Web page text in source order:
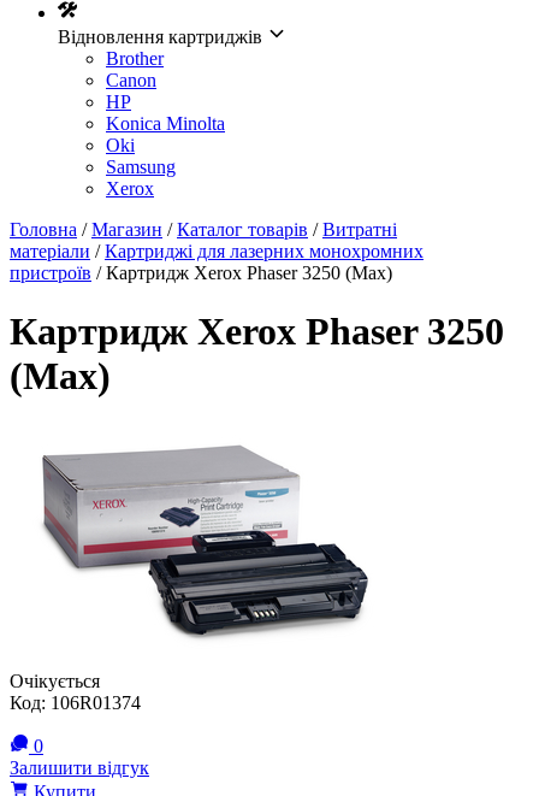
Відновлення картриджів
Brother
Canon
HP
Konica Minolta
Oki
Samsung
Xerox
Головна /Магазин /Каталог товарів /Витратні
матеріали /Картриджі для лазерних монохромних
пристроїв / Картридж Xerox Phaser 3250 (Max)
Картридж Xerox Phaser 3250
(Max)
Очікується
Код: 106R01374
0
Залишити відгук
Купити